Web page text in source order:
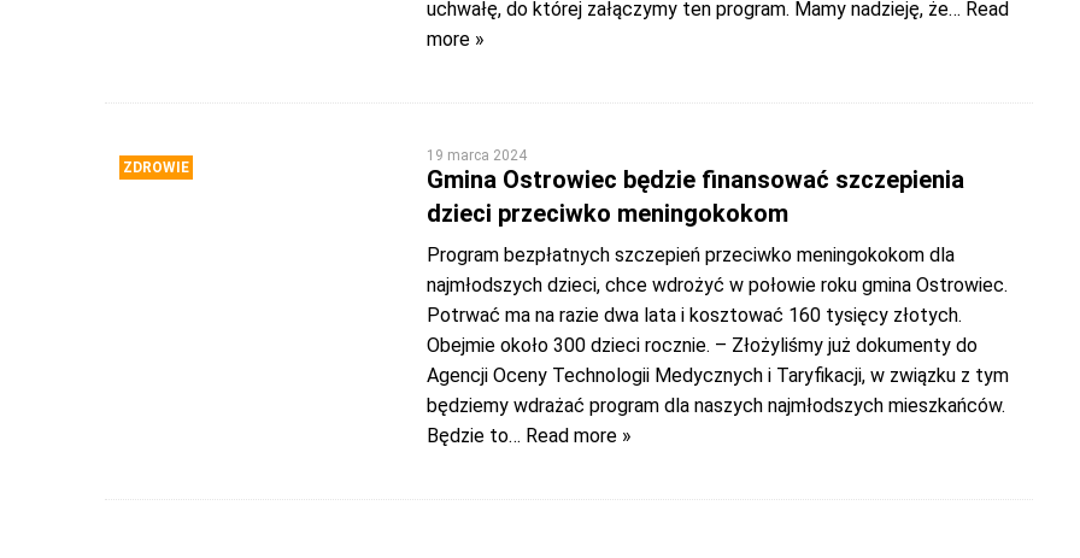
uchwałę, do której załączymy ten program. Mamy nadzieję, że… Read
more »
ZDROWIE
19 marca 2024
Gmina Ostrowiec będzie finansować szczepienia
dzieci przeciwko meningokokom
Program bezpłatnych szczepień przeciwko meningokokom dla
najmłodszych dzieci, chce wdrożyć w połowie roku gmina Ostrowiec.
Potrwać ma na razie dwa lata i kosztować 160 tysięcy złotych.
Obejmie około 300 dzieci rocznie. – Złożyliśmy już dokumenty do
Agencji Oceny Technologii Medycznych i Taryfikacji, w związku z tym
będziemy wdrażać program dla naszych najmłodszych mieszkańców.
Będzie to… Read more »